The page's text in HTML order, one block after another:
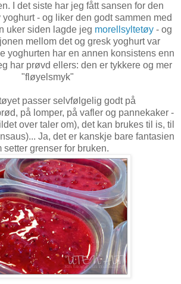
I det siste har jeg fått sansen for den
- og liker den godt sammen med
uker siden lagde jeg morellsyltetøy - og
mellom det og gresk yoghurt var
yoghurten har en annen konsistens enn
har prøvd ellers: den er tykkere og mer
"fløyelsmyk"
passer selvfølgelig godt på
på lomper, på vafler og pannekaker -
over taler om), det kan brukes til is, til
Ja, det er kanskje bare fantasien
setter grenser for bruken.